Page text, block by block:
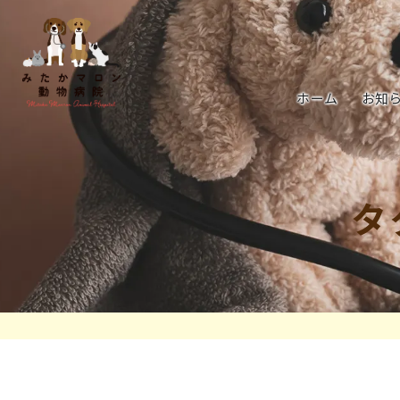
ホーム お知
タ